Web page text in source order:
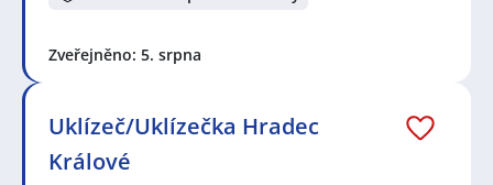
Zveřejněno: 5. srpna
Uklízeč/Uklízečka Hradec
Králové